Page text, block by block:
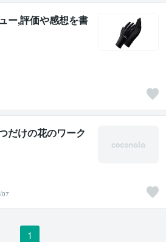
ー,評価や感想を書
だけの花のワーク
07
1